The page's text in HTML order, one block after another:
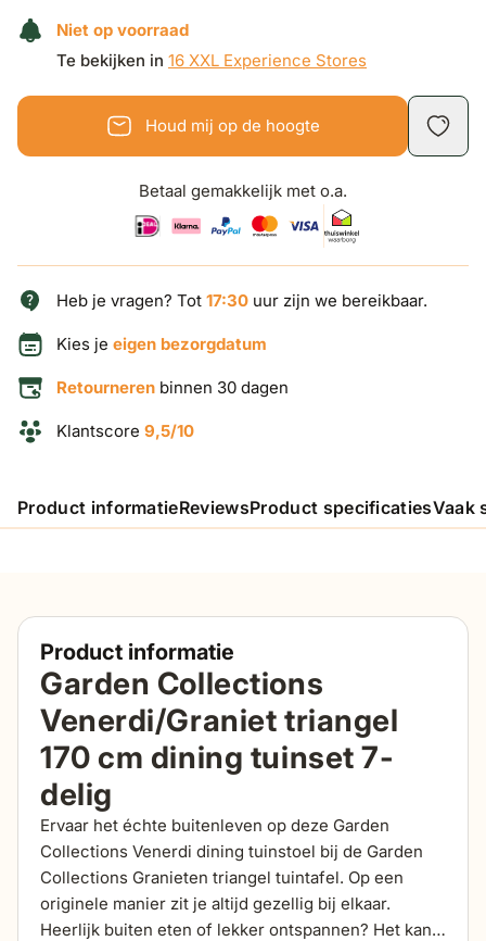
Niet op voorraad
Te bekijken in 16 XXL Experience Stores
Houd mij op de hoogte
Betaal gemakkelijk met o.a.
Heb je vragen? Tot 17:30 uur zijn we bereikbaar.
Kies je eigen bezorgdatum
Retourneren binnen 30 dagen
Klantscore 9,5/10
Product informatieReviewsProduct specificatiesVaak
Product informatie
Garden Collections
Venerdi/Graniet triangel
170 cm dining tuinset 7-
delig
Ervaar het échte buitenleven op deze Garden
Collections Venerdi dining tuinstoel bij de Garden
Collections Granieten triangel tuintafel. Op een
originele manier zit je altijd gezellig bij elkaar.
Heerlijk buiten eten of lekker ontspannen? Het kan